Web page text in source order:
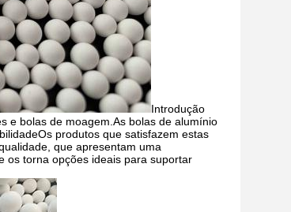
Introdução
e bolas de moagem.As bolas de alumínio
produtos que satisfazem estas
que apresentam uma
os torna opções ideais para suportar